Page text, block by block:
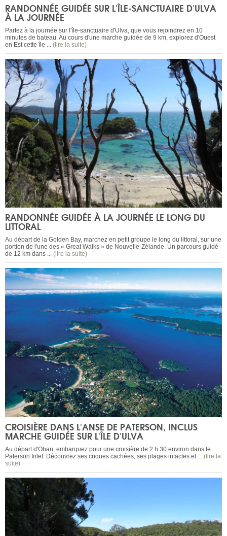
RANDONNÉE GUIDÉE SUR L'ÎLE-SANCTUAIRE D'ULVA
À LA JOURNÉE
Partez à la journée sur l'île-sanctuaire d'Ulva, que vous rejoindrez en 10
minutes de bateau. Au cours d'une marche guidée de 9 km, explorez d'Ouest
en Est cette île ... (lire la suite)
RANDONNÉE GUIDÉE À LA JOURNÉE LE LONG DU
LITTORAL
Au départ de la Golden Bay, marchez en petit groupe le long du littoral, sur une
portion de l'une des « Great Walks » de Nouvelle-Zélande. Un parcours guidé
de 12 km dans ... (lire la suite)
CROISIÈRE DANS L'ANSE DE PATERSON, INCLUS
MARCHE GUIDÉE SUR L'ÎLE D'ULVA
Au départ d'Oban, embarquez pour une croisière de 2 h 30 environ dans le
Paterson Inlet. Découvrez ses criques cachées, ses plages intactes et ... (lire la
suite)